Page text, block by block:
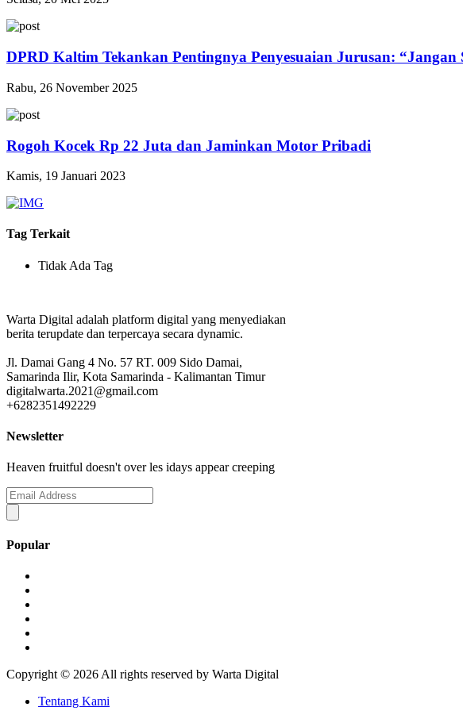
DPRD Kaltim Tekankan Pentingnya Penyesuaian Jurusan:
Rabu, 26 November 2025
Rogoh Kocek Rp 22 Juta dan Jaminkan Motor Pribadi
Kamis, 19 Januari 2023
Tag Terkait
Tidak Ada Tag
Warta Digital adalah platform digital yang menyediakan
berita terupdate dan terpercaya secara dynamic.
Jl. Damai Gang 4 No. 57 RT. 009 Sido Damai,
Samarinda Ilir, Kota Samarinda - Kalimantan Timur
digitalwarta.2021@gmail.com
+6282351492229
Newsletter
Heaven fruitful doesn't over les idays appear creeping
Popular
Copyright © 2026 All rights reserved by Warta Digital
Tentang Kami